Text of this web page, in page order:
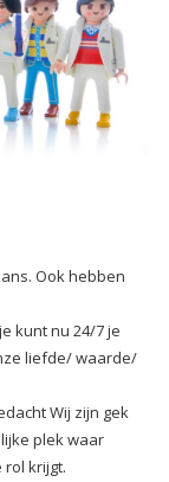
Ook hebben
kunt nu 24/7 je
liefde/ waarde/
Wij zijn gek
plek waar
krijgt.